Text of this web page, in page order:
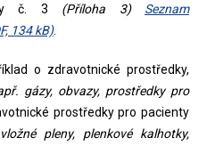
č. 3 (Příloha 3) Seznam
134 kB).
o zdravotnické prostředky,
gázy, obvazy, prostředky pro
prostředky pro pacienty
pleny, plenkové kalhotky,